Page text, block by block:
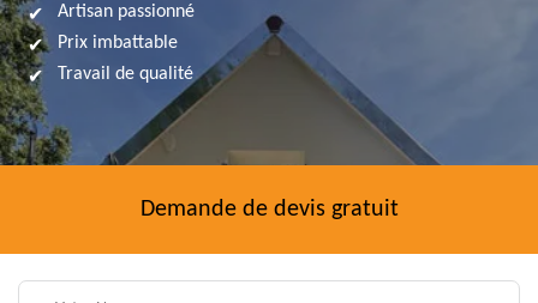
Artisan passionné
Prix imbattable
Travail de qualité
Demande de devis gratuit